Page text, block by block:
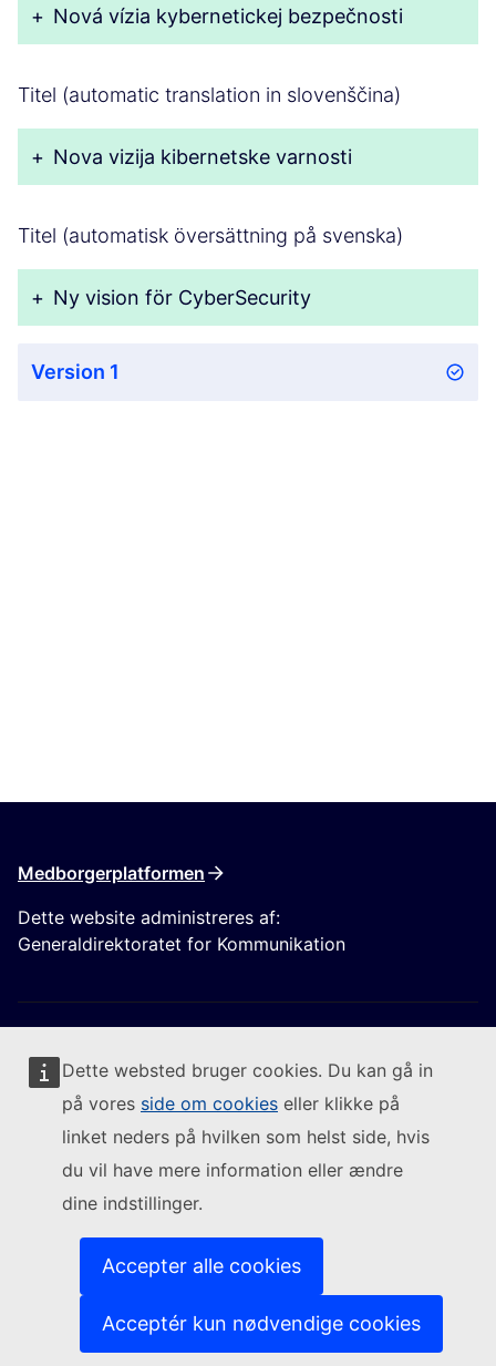
Dette websted bruger cookies. Du kan gå in
på vores side om cookies eller klikke på
linket neders på hvilken som helst side, hvis
du vil have mere information eller ændre
dine indstillinger.
Accepter alle cookies
Acceptér kun nødvendige cookies
+ Nová vízia kybernetickej bezpečnosti
Titel (automatic translation in slovenščina)
+ Nova vizija kibernetske varnosti
Titel (automatisk översättning på svenska)
+ Ny vision för CyberSecurity
Version 1
Medborgerplatformen
Dette website administreres af:
Generaldirektoratet for Kommunikation
Følg Europa-Kommissionen
Kontakt os (Eksternt link)
Indberet en IT-sårbarhed
Sprog på vores websites(Eksternt link)
(Eksternt link)
Databeskyttelsespolitik
Juridisk meddelelse
(Eksternt link)